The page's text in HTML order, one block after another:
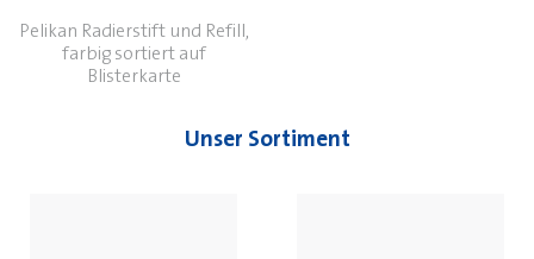
Pelikan Radierstift und Refill,
farbig sortiert auf
Blisterkarte
Unser Sortiment